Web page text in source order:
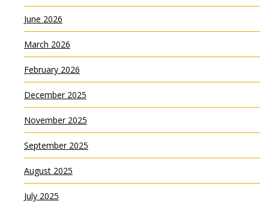
June 2026
March 2026
February 2026
December 2025
November 2025
September 2025
August 2025
July 2025